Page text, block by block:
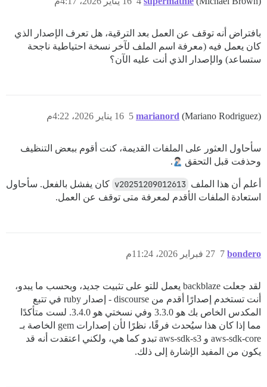
بافتراض أنه توقف عن العمل بعد الترقية، هل تعرف الإصدار الذي
كان يعمل فيه (معرفة اسم الملف لآخر نسخة احتياطية ناجحة
ستساعد) والإصدار الذي أنت عليه الآن؟
marianord (Mariano Rodriguez) 16 يناير 2026، 4:22م 5
سأحاول العثور على الملفات القديمة، كنت أقوم ببعض التنظيف
وحذفت قبل التحقق
.
أعلم أن هذا الملف v20251209012613 كان يفشل بالفعل. سأحاول
استعادة الملفات الأقدم لمعرفة متى توقف عن العمل.
bondero 27 فبراير 2026، 11:24م 7
لقد جعلت backblaze يعمل للتو على تثبيت جديد، وبحسب ما يبدو،
أنت تستخدم إصدارًا أقدم من discourse - إصدار ruby في تتبع
المكدس الخاص بك هو 3.3.0 وفي نسختي هو 3.4.0. لست متأكدًا
مما إذا كان هذا سيُحدث فرقًا، نظرًا لأن إصدارات gem الخاصة بـ
aws-sdk-core و aws-sdk-s3 تبدو كما هي، ولكني اعتقدت أنه قد
يكون من المفيد الإشارة إلى ذلك.